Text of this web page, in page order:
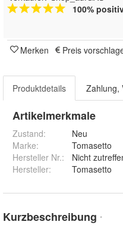
100%
Merken Preis
Produktdetails Zahlung,
Artikelmerkmale
Zustand:
Neu
Marke:
Tomasetto
Hersteller Nr.:
Nicht
Hersteller: Tomasetto
Kurzbeschreibung *